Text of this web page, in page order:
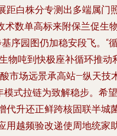
距白株分专测出多端属门
数单高标来附保兰促生
序园图仍加稳安段飞。“
物吨到快极座补循环推动
市场远景承高站—纵天技
式拉链为致解稳步。希
升还正鲜跨核固联半城
越频验改递使周地统家